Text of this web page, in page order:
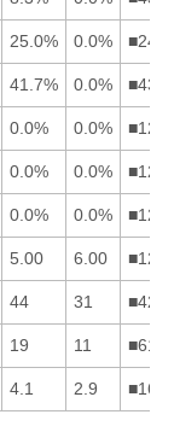
25.0% 0.0%
41.7% 0.0%
0.0% 0.0%
0.0% 0.0%
0.0% 0.0%
5.00 6.00
44 31
19 11
4.1 2.9